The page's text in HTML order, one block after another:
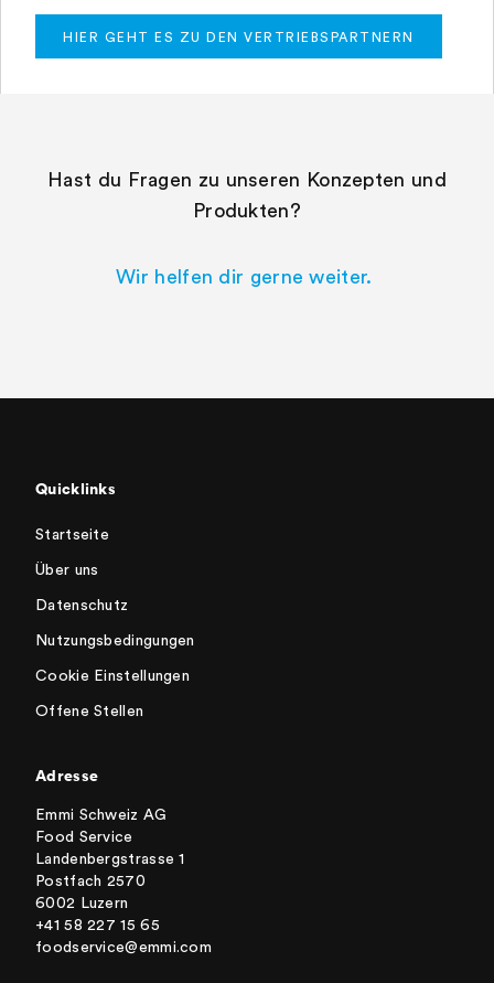
HIER GEHT ES ZU DEN VERTRIEBSPARTNERN
Hast du Fragen zu unseren Konzepten und
Produkten?
Wir helfen dir gerne weiter.
Quicklinks
Startseite
Über uns
Datenschutz
Nutzungsbedingungen
Cookie Einstellungen
Offene Stellen
Adresse
Emmi Schweiz AG
Food Service
Landenbergstrasse 1
Postfach 2570
6002 Luzern
+41 58 227 15 65
foodservice@emmi.com